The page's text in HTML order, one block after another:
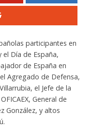
participantes en
el Día de España,
de España en
Agregado de Defensa,
el Jefe de la
General de
González, y altos